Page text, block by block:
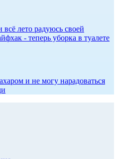
лето радуюсь своей
- теперь уборка в туалете
и не могу нарадоваться